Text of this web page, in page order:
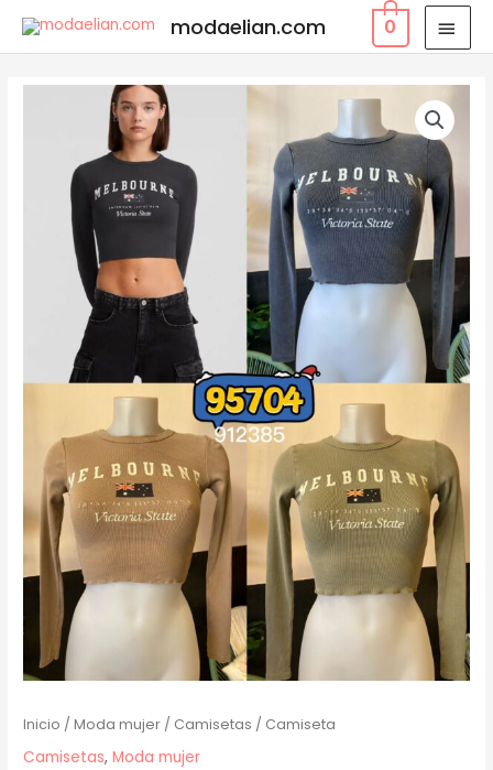
modaelian.com 0
Inicio /Moda mujer / Camisetas / Camiseta
Camisetas,Moda mujer